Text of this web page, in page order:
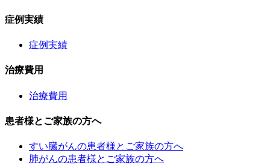
症例実績
症例実績
治療費用
治療費用
患者様とご家族の方へ
すい臓がんの患者様とご家族の方へ
肺がんの患者様とご家族の方へ